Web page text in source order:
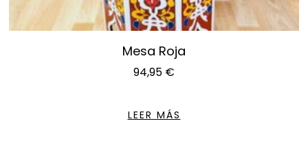
Mesa Roja
94,95 €
LEER MÁS